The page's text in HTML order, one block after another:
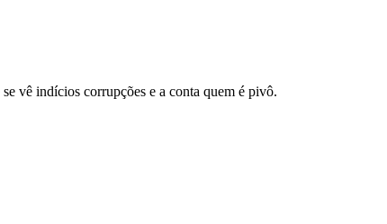
vê indícios corrupções e a conta quem é pivô.